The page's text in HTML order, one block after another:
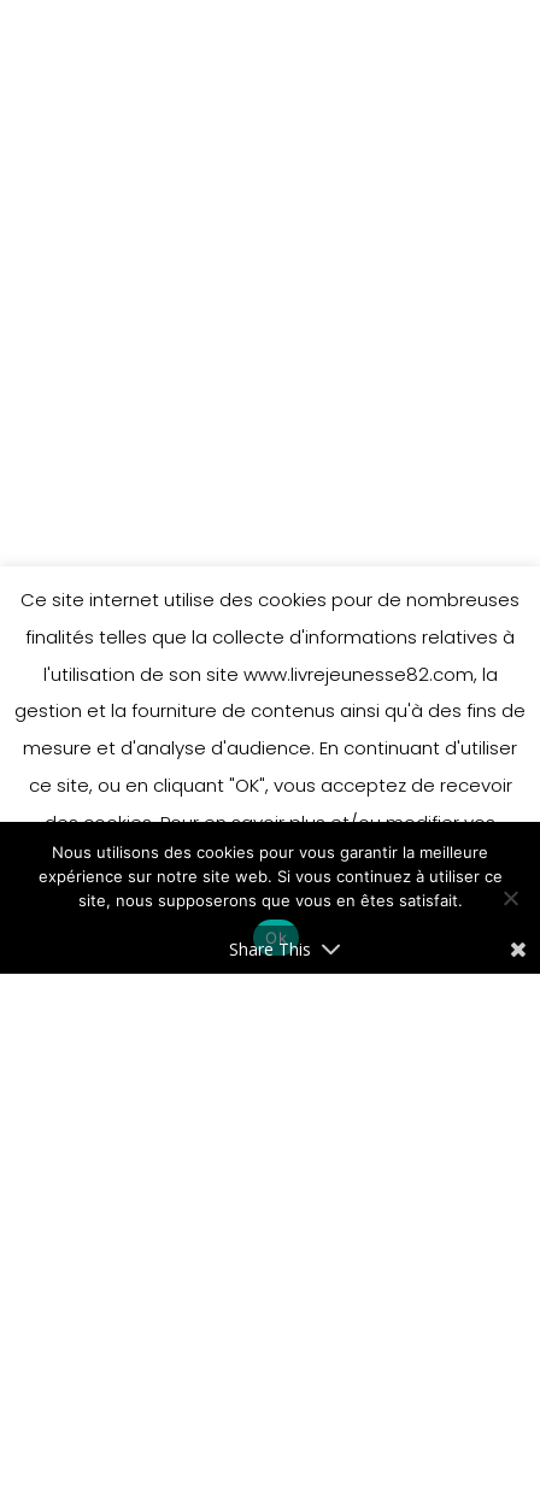
Ce site internet utilise des cookies pour de nombreuses
finalités telles que la collecte d'informations relatives à
l'utilisation de son site www.livrejeunesse82.com, la
gestion et la fourniture de contenus ainsi qu'à des fins de
mesure et d'analyse d'audience. En continuant d'utiliser
ce site, ou en cliquant "OK", vous acceptez de recevoir
des cookies. Pour en savoir plus et/ou modifier vos
préférences en matière de cookies, merci de vous référer
à notre politique sur les cookies.
Accepter
En savoir plus
Share This
Nous utilisons des cookies pour vous garantir la meilleure
expérience sur notre site web. Si vous continuez à utiliser ce
site, nous supposerons que vous en êtes satisfait.
Ok